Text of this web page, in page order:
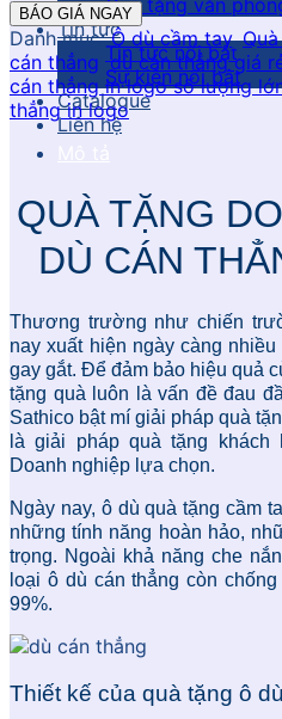
Quà tặng văn
Tin tức
Tin tức nổi bật
Sự kiện nổi bật
Catalogue
Liên hệ
BÁO GIÁ NGAY
Danh mục:Ô dù cầm tay,
cán thẳng ,dù cán thẳng giá
cán thẳng in logo số lượng
thẳng in logo
QUÀ TẶNG
DÙ CÁN
Thương trường như chiến
nay xuất hiện ngày càng
gay gắt. Để đảm bảo hiệu quả
tặng quà luôn là vấn đề đau
Sathico bật mí giải pháp quà
là giải pháp quà tặng
Doanh nghiệp lựa chọn.
Ngày nay, ô dù quà tặng cầm
những tính năng hoàn hảo,
trọng. Ngoài khả năng che
loại ô dù cán thẳng còn
99%.
Thiết kế của quà tặng ô